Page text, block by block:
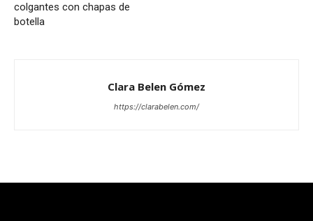
colgantes con chapas de
botella
Clara Belen Gómez
https://clarabelen.com/